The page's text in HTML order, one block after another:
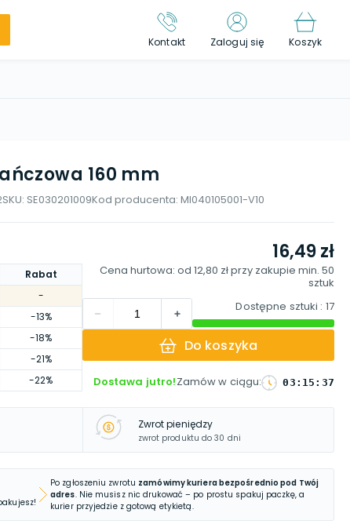
Kontakt Zaloguj się Koszyk
160 mm
SKU: SE030201009Kod producenta: MI040105001-V10
Rabat
-
-13%
-18%
-21%
-22%
16,49 zł
Cena hurtowa: od 12,80 złprzy zakupie min. 50
sztuk
Dostępne sztuki : 17
Do koszyka
Dostawa jutro!Zamów w ciągu: 03 : 15 : 36
Zwrot pieniędzy
zwrot produktu do 30 dni
Po zgłoszeniu zwrotu zamówimy kuriera bezpośrednio pod Twój
adres. Nie musisz nic drukować – po prostu spakuj paczkę, a
kurier przyjedzie z gotową etykietą.